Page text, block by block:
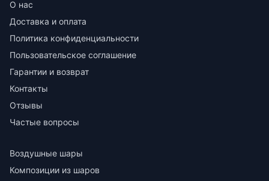
О нас
Доставка и оплата
Политика конфиденциальности
Пользовательское соглашение
Гарантии и возврат
Контакты
Отзывы
Частые вопросы
Воздушные шары
Композиции из шаров